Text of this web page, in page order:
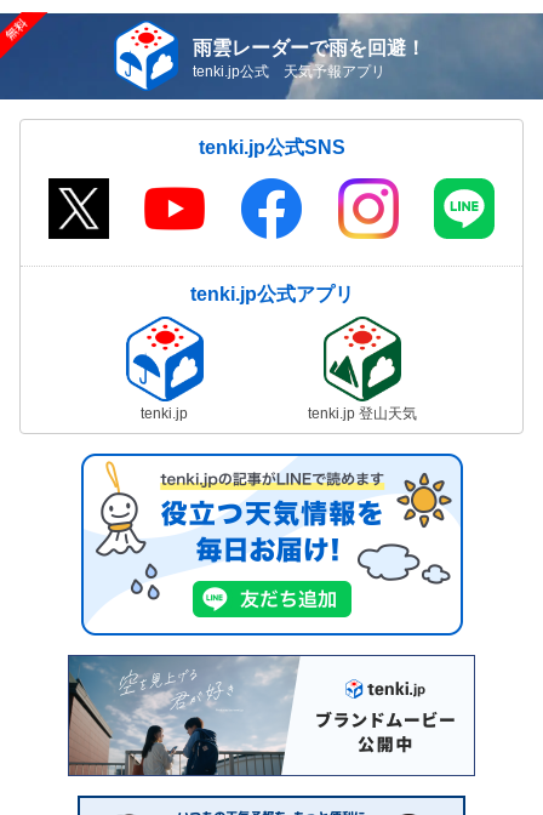
雨雲レーダーで雨を回避！
tenki.jp公式 天気予報アプリ
tenki.jp公式SNS
tenki.jp公式アプリ
tenki.jp tenki.jp 登山天気